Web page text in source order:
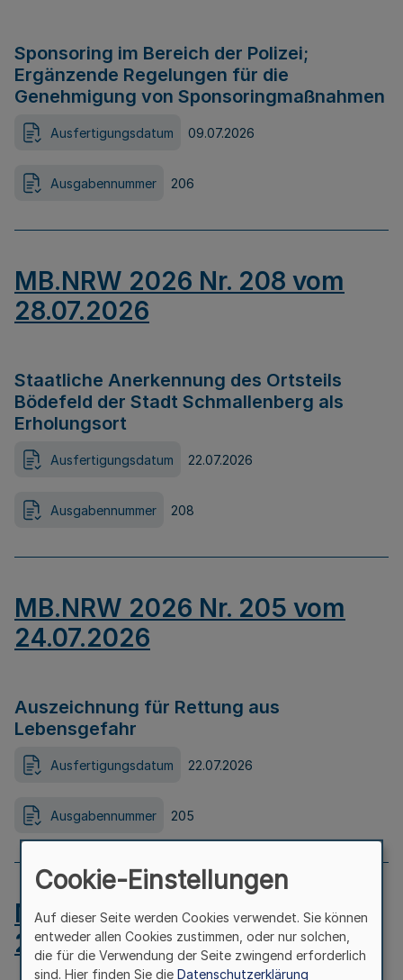
Sponsoring im Bereich der Polizei;
Ergänzende Regelungen für die
Genehmigung von Sponsoringmaßnahmen
Ausfertigungsdatum 09.07.2026
Ausgabennummer 206
MB.NRW 2026 Nr. 208 vom
28.07.2026
Staatliche Anerkennung des Ortsteils
Bödefeld der Stadt Schmallenberg als
Erholungsort
Ausfertigungsdatum 22.07.2026
Ausgabennummer 208
MB.NRW 2026 Nr. 205 vom
24.07.2026
Auszeichnung für Rettung aus
Lebensgefahr
Ausfertigungsdatum 22.07.2026
Ausgabennummer 205
MB.NRW 2026 Nr. 204 vom
24.07.2026
Cookie-Einstellungen
Auf dieser Seite werden Cookies verwendet. Sie können
entweder allen Cookies zustimmen, oder nur solchen,
die für die Verwendung der Seite zwingend erforderlich
sind. Hier finden Sie die Datenschutzerklärung